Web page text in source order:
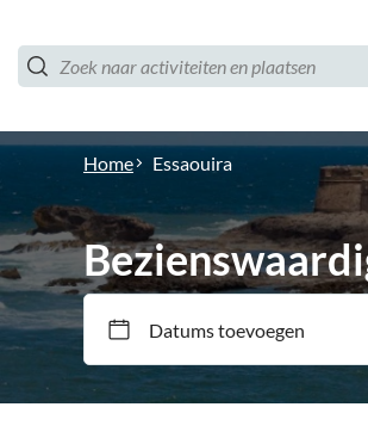
Home Essaouira
Datums toevoegen